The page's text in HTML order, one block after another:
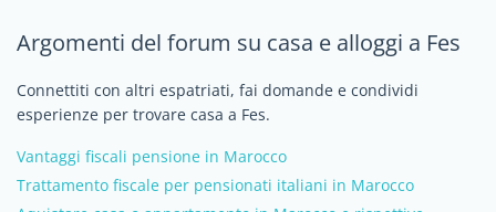
Argomenti del forum su casa e alloggi a Fes
Connettiti con altri espatriati, fai domande e condividi
esperienze per trovare casa a Fes.
Vantaggi fiscali pensione in Marocco
Trattamento fiscale per pensionati italiani in Marocco